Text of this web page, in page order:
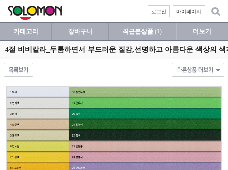
마이페이지
로그인
카테고리 장바구니 최근본상품 (1) 더보기
4절 비비칼라_두툼하면서 부드러운 질감,선명하고 아름다운 색상의 색